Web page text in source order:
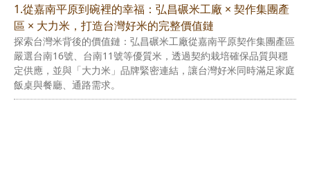
1.從嘉南平原到碗裡的幸福：弘昌碾米工廠 × 契作集團產
區 × 大力米，打造台灣好米的完整價值鏈
探索台灣米背後的價值鏈：弘昌碾米工廠從嘉南平原契作集團產區
嚴選台南16號、台南11號等優質米，透過契約栽培確保品質與穩
定供應，並與「大力米」品牌緊密連結，讓台灣好米同時滿足家庭
飯桌與餐廳、通路需求。